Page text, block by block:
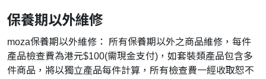
保養期以外維修
moza保養期以外維修： 所有保養期以外之商品維修，每件
產品檢查費為港元$100(需現金支付)，如套裝類產品包含多
件商品，將以獨立產品每件計算，所有檢查費一經收取恕不